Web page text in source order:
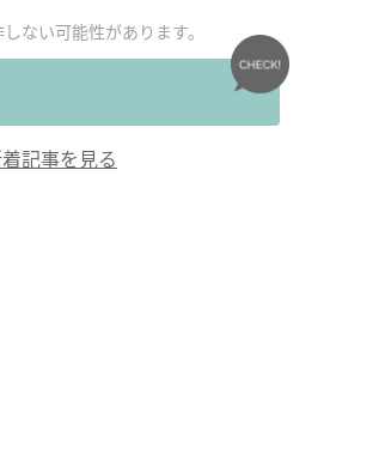
ない可能性があります。
記事を見る